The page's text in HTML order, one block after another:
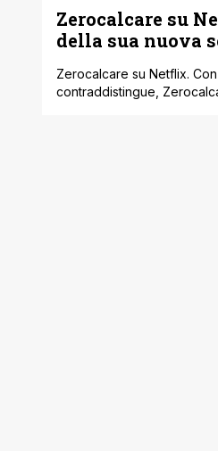
Zerocalcare su
della sua nuova
Zerocalcare su Netflix.
contraddistingue,
Strappare lungo i bordi. A
Strappare lungo i bordi, il